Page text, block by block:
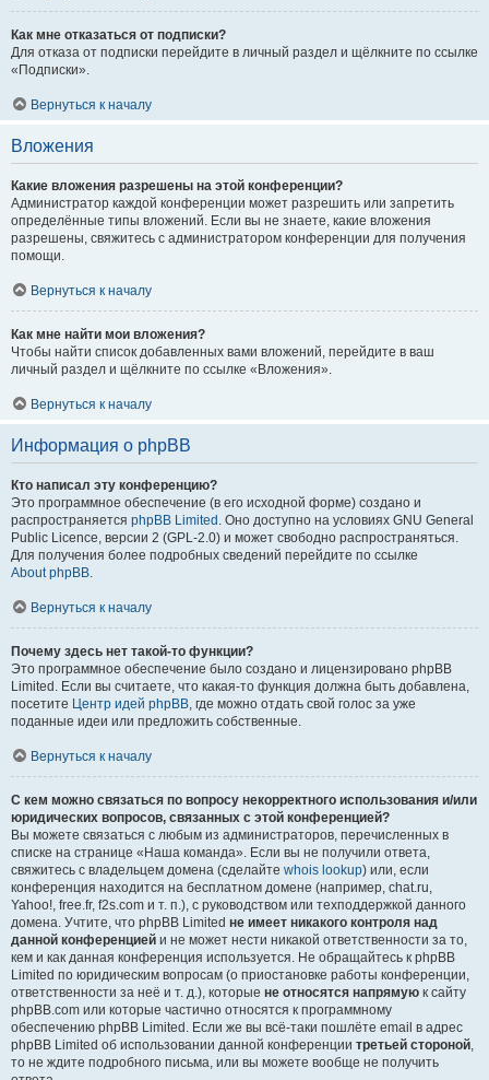
Как мне отказаться от подписки?
Для отказа от подписки перейдите в личный раздел и щёлкните по ссылке
«Подписки».
Вернуться к началу
Вложения
Какие вложения разрешены на этой конференции?
Администратор каждой конференции может разрешить или запретить
определённые типы вложений. Если вы не знаете, какие вложения
разрешены, свяжитесь с администратором конференции для получения
помощи.
Вернуться к началу
Как мне найти мои вложения?
Чтобы найти список добавленных вами вложений, перейдите в ваш
личный раздел и щёлкните по ссылке «Вложения».
Вернуться к началу
Информация о phpBB
Кто написал эту конференцию?
Это программное обеспечение (в его исходной форме) создано и
распространяется phpBB Limited . Оно доступно на условиях GNU General
Public Licence, версии 2 (GPL-2.0) и может свободно распространяться.
Для получения более подробных сведений перейдите по ссылке
About phpBB.
Вернуться к началу
Почему здесь нет такой-то функции?
Это программное обеспечение было создано и лицензировано phpBB
Limited. Если вы считаете, что какая-то функция должна быть добавлена,
посетите Центр идей phpBB, где можно отдать свой голос за уже
поданные идеи или предложить собственные.
Вернуться к началу
С кем можно связаться по вопросу некорректного использования и/или
юридических вопросов, связанных с этой конференцией?
Вы можете связаться с любым из администраторов, перечисленных в
списке на странице «Наша команда». Если вы не получили ответа,
свяжитесь с владельцем домена (сделайте whois lookup) или, если
конференция находится на бесплатном домене (например, chat.ru,
Yahoo!, free.fr, f2s.com и т. п.), с руководством или техподдержкой данного
домена. Учтите, что phpBB Limited не имеет никакого контроля над
данной конференцией и не может нести никакой ответственности за то,
кем и как данная конференция используется. Не обращайтесь к phpBB
Limited по юридическим вопросам (о приостановке работы конференции,
ответственности за неё и т. д.), которые не относятся напрямую к сайту
phpBB.com или которые частично относятся к программному
обеспечению phpBB Limited. Если же вы всё-таки пошлёте email в адрес
phpBB Limited об использовании данной конференции третьей стороной,
то не ждите подробного письма, или вы можете вообще не получить